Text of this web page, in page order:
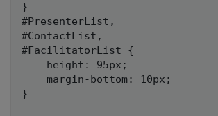
}
#PresenterList,
#ContactList,
#FacilitatorList {
    height: 95px;
    margin-bottom: 10px;
}